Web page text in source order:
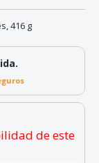
416 g
de este